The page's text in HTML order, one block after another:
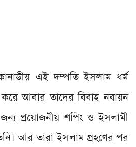
এই দম্পতি ইসলাম ধর্ম
আবার তাদের বিবাহ নবায়ন
প্রয়োজনীয় শপিং ও ইসলামী
আর তারা ইসলাম গ্রহণের পর